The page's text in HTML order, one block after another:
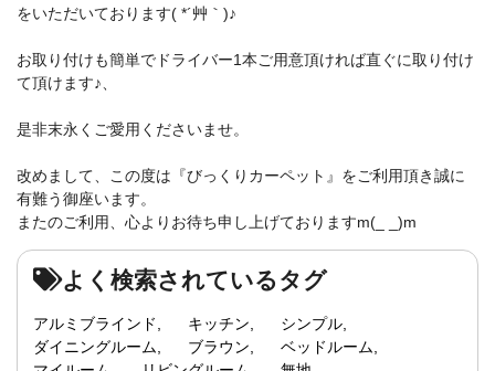
をいただいております( *´艸｀)♪
お取り付けも簡単でドライバー1本ご用意頂ければ直ぐに取り付け
て頂けます♪、
是非末永くご愛用くださいませ。
改めまして、この度は『びっくりカーペット』をご利用頂き誠に
有難う御座います。
またのご利用、心よりお待ち申し上げておりますm(_ _)m
よく検索されているタグ
アルミブラインド キッチン
シンプル
ダイニングルーム
ブラウン
ベッドルーム